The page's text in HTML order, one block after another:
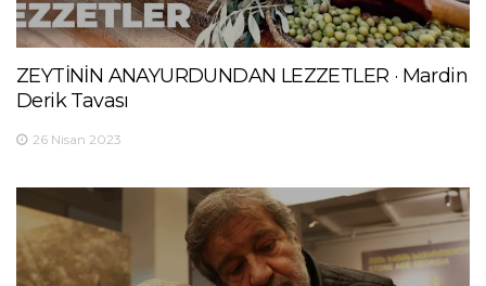
ZEYTİNİN ANAYURDUNDAN LEZZETLER · Mardin
Derik Tavası
26 Nisan 2023